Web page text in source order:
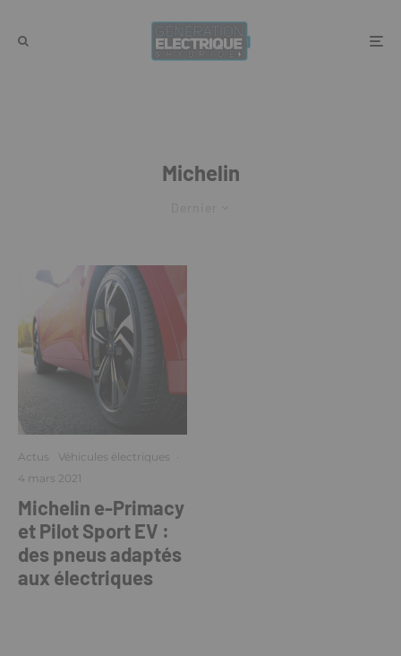
Michelin
Actus Véhicules électriques ·
4 mars 2021
Michelin e-Primacy
et Pilot Sport EV :
des pneus adaptés
aux électriques